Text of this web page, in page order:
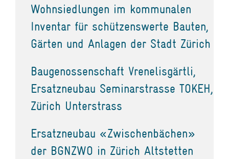
Wohnsiedlungen im kommunalen
Inventar für schützenswerte Bauten,
Gärten und Anlagen der Stadt Zürich
Baugenossenschaft Vrenelisgärtli,
Ersatzneubau Seminarstrasse TOKEH,
Zürich Unterstrass
Ersatzneubau «Zwischenbächen»
der BGNZWO in Zürich Altstetten